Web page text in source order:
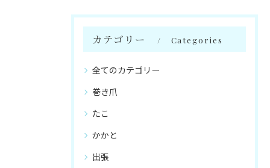
カテゴリー Categories
全てのカテゴリー
巻き爪
たこ
かかと
出張